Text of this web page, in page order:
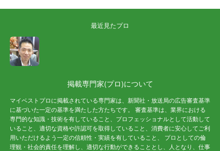
最近見たプロ
掲載専門家(プロ)について
マイベストプロに掲載されている専門家は、新聞社・放送局の広告審査基準
に基づいた一定の基準を満たした方たちです。 審査基準は、業界における
専門的な知識・技術を有していること、プロフェッショナルとして活動して
いること、適切な資格や許認可を取得していること、消費者に安心してご利
用いただけるよう一定の信頼性・実績を有していること、 プロとしての倫
理観・社会的責任を理解し、適切な行動ができることとし、人となり、仕事